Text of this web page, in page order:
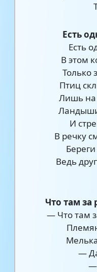
Есть
Есть
В этом
Только
Птиц
Лишь на
И
В речку
Ведь
Что там
— Что там
—
—